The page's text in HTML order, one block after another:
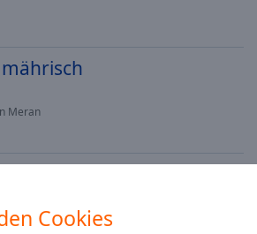
Cookies
Meran
Vlado Kumpan - Mährischer Diamant